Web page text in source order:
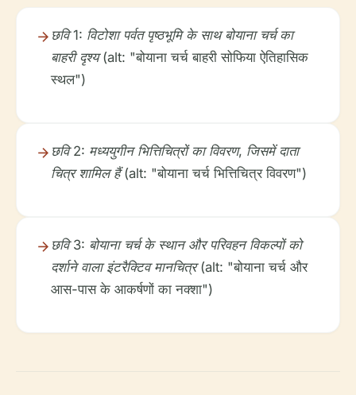
छवि 1: विटोशा पर्वत पृष्ठभूमि के साथ बोयाना चर्च का
बाहरी दृश्य(alt: "बोयाना चर्च बाहरी सोफिया ऐतिहासिक
स्थल")
छवि 2: मध्ययुगीन भित्तिचित्रों का विवरण, जिसमें दाता
चित्र शामिल हैं(alt: "बोयाना चर्च भित्तिचित्र विवरण")
छवि 3: बोयाना चर्च के स्थान और परिवहन विकल्पों को
दर्शाने वाला इंटरैक्टिव मानचित्र(alt: "बोयाना चर्च और
आस-पास के आकर्षणों का नक्शा")